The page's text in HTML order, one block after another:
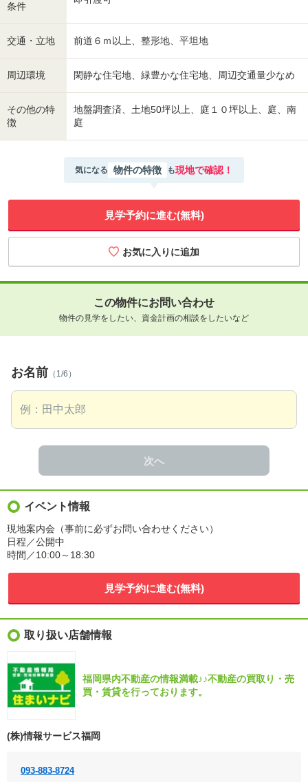
条件
交通・立地 前道６ｍ以上、整形地、平坦地
周辺環境 閑静な住宅地、緑豊かな住宅地、周辺交通量少なめ
その他の特
徴
地盤調査済、土地50坪以上、庭１０坪以上、庭、南
庭
気になる 物件の特徴 も現地で確認！
見学予約に進む(無料)
この物件にお問い合わせ
物件の見学をしたい、資金計画の相談をしたいなど
お名前 （1/6）
次へ
イベント情報
現地案内会（事前に必ずお問い合わせください）
日程／公開中
時間／10:00～18:30
見学予約に進む(無料)
取り扱い店舗情報
福岡県内不動産の情報満載♪♪不動産の買取り・売
買・賃貸を行っております。
(株)情報サービス福岡
093-883-8724